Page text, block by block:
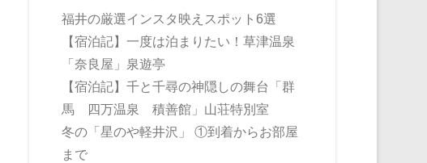
福井の厳選インスタ映えスポット6選
【宿泊記】一度は泊まりたい！草津温泉
「奈良屋」泉遊亭
【宿泊記】千と千尋の神隠しの舞台「群
馬 四万温泉 積善館」山荘特別室
冬の「星のや軽井沢」 ①到着からお部屋
まで